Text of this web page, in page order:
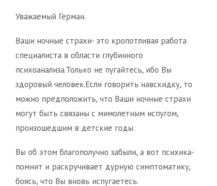
Уважаемый Герман.
Ваши ночные страхи- это кропотливая работа
специалиста в области глубинного
психоанализа.Только не пугайтесь, ибо Вы
здоровый человек.Если говорить навскидку, то
можно предположить, что Ваши ночные страхи
могут быть связаны с мимолетным испугом,
произошедшим в детские годы.
Вы об этом благополучно забыли, а вот психика-
помнит и раскручивает дурную симптоматику,
боясь, что Вы вновь испугаетесь.